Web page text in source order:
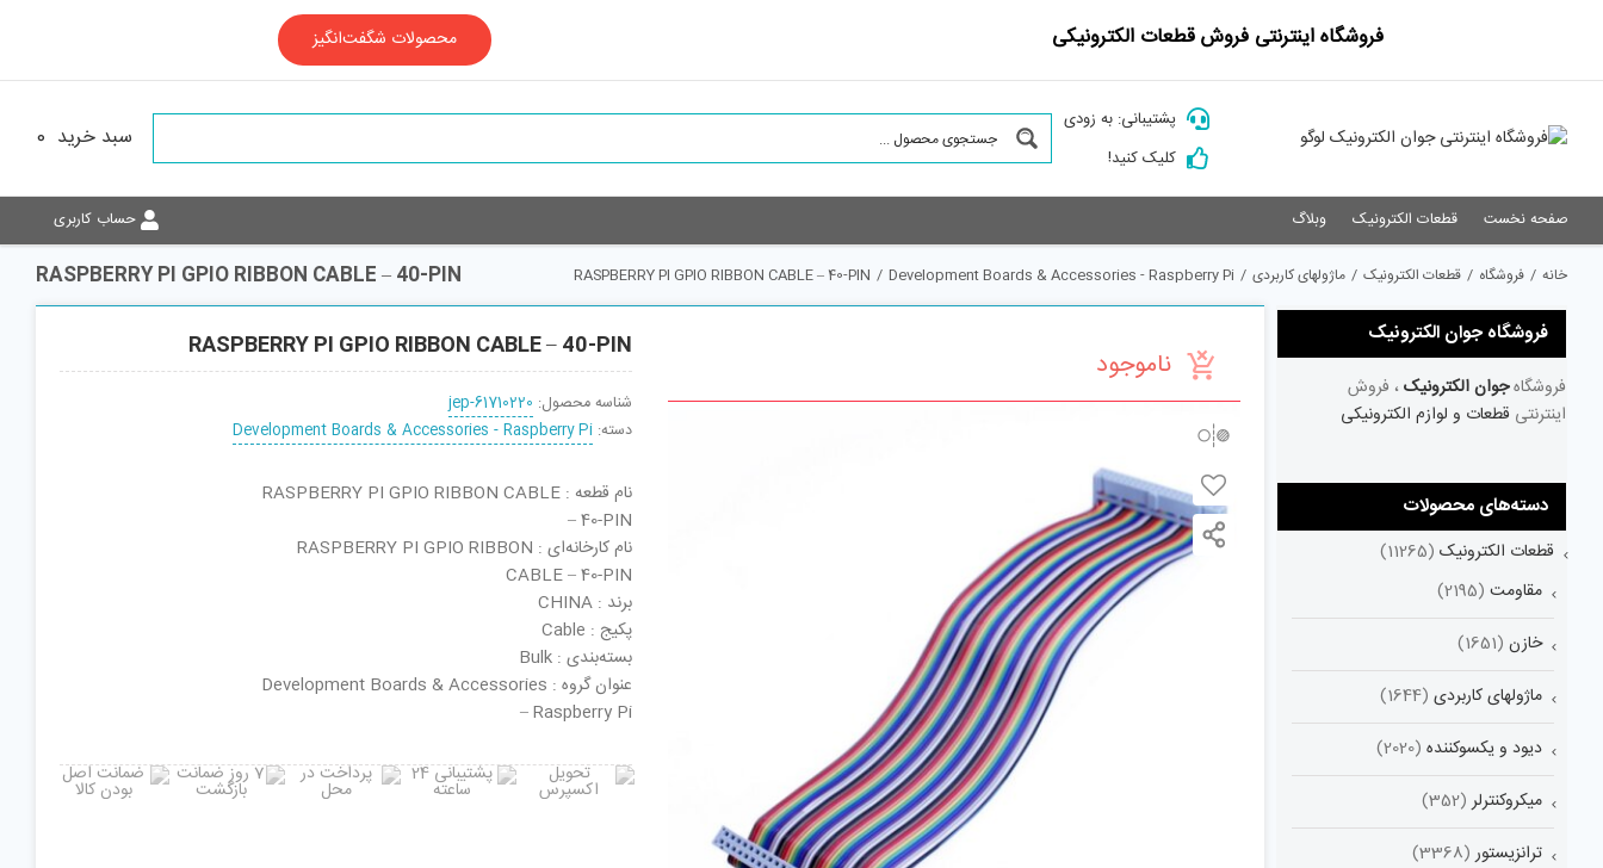
فروشگاه اینترنتی فروش قطعات الکترونیکی محصولات شگفت‌انگیز
پشتیبانی: به زودی
کلیک کنید!
سبد خرید 0
صفحه نخست قطعات الکترونیک وبلاگ حساب کاربری
RASPBERRY PI GPIO RIBBON CABLE – 40-PIN خانه / فروشگاه / قطعات الکترونیک / ماژولهای کاربردی /
Development Boards & Accessories - Raspberry Pi
/
RASPBERRY PI GPIO RIBBON CABLE – 40-PIN
ناموجود RASPBERRY PI GPIO RIBBON CABLE – 40-PIN
شناسه محصول: jep-61710220
دسته: Development Boards & Accessories - Raspberry Pi
نام قطعه : RASPBERRY PI GPIO RIBBON CABLE
– 40-PIN
نام کارخانه‌ای : RASPBERRY PI GPIO RIBBON
CABLE – 40-PIN
برند : CHINA
پکیج : Cable
بسته‌بندی : Bulk
عنوان گروه : Development Boards & Accessories
– Raspberry Pi
فروشگاه جوان الکترونیک
فروشگاهجوان الکترونیک ، فروش
اینترنتی قطعات و لوازم الکترونیکی
دسته‌های محصولات
قطعات الکترونیک (11265)
مقاومت (2195)
خازن (1651)
ماژولهای کاربردی (1644)
دیود و یکسوکننده (2020)
میکروکنترلر (352)
ترانزیستور (3368)